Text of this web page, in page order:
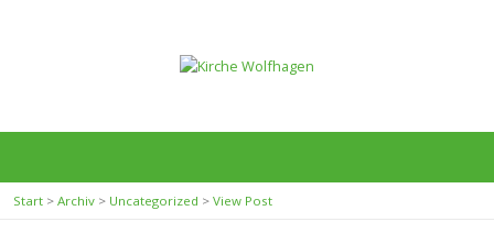
Start > Archiv > Uncategorized > View Post